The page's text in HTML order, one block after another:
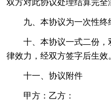
双方对此协议处理结算完全
九、本协议为一次性终
十、本协议一式二份
律效力，经双方签字后生效
十一、协议附件
甲方：乙方：